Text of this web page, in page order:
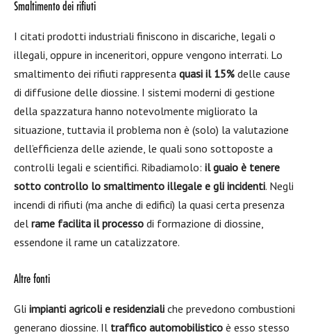
Smaltimento dei rifiuti
I citati prodotti industriali finiscono in discariche, legali o
illegali, oppure in inceneritori, oppure vengono interrati. Lo
smaltimento dei rifiuti rappresenta quasi il 15% delle cause
di diffusione delle diossine. I sistemi moderni di gestione
della spazzatura hanno notevolmente migliorato la
situazione, tuttavia il problema non è (solo) la valutazione
dell’efficienza delle aziende, le quali sono sottoposte a
controlli legali e scientifici. Ribadiamolo: il guaio è tenere
sotto controllo lo smaltimento illegale e gli incidenti. Negli
incendi di rifiuti (ma anche di edifici) la quasi certa presenza
del rame facilita il processo di formazione di diossine,
essendone il rame un catalizzatore.
Altre fonti
Gli impianti agricoli e residenziali che prevedono combustioni
generano diossine. Il traffico automobilistico è esso stesso